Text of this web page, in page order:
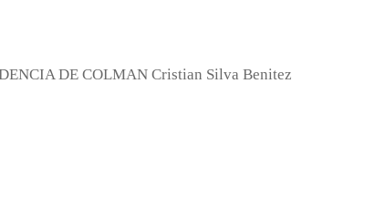
DE COLMAN Cristian Silva Benitez